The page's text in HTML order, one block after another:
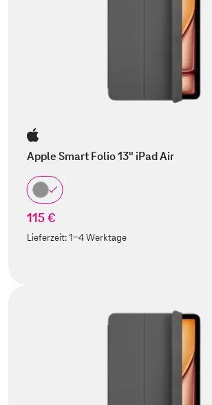
Apple Smart Folio 13" iPad Air
115 €
Lieferzeit:1-4 Werktage